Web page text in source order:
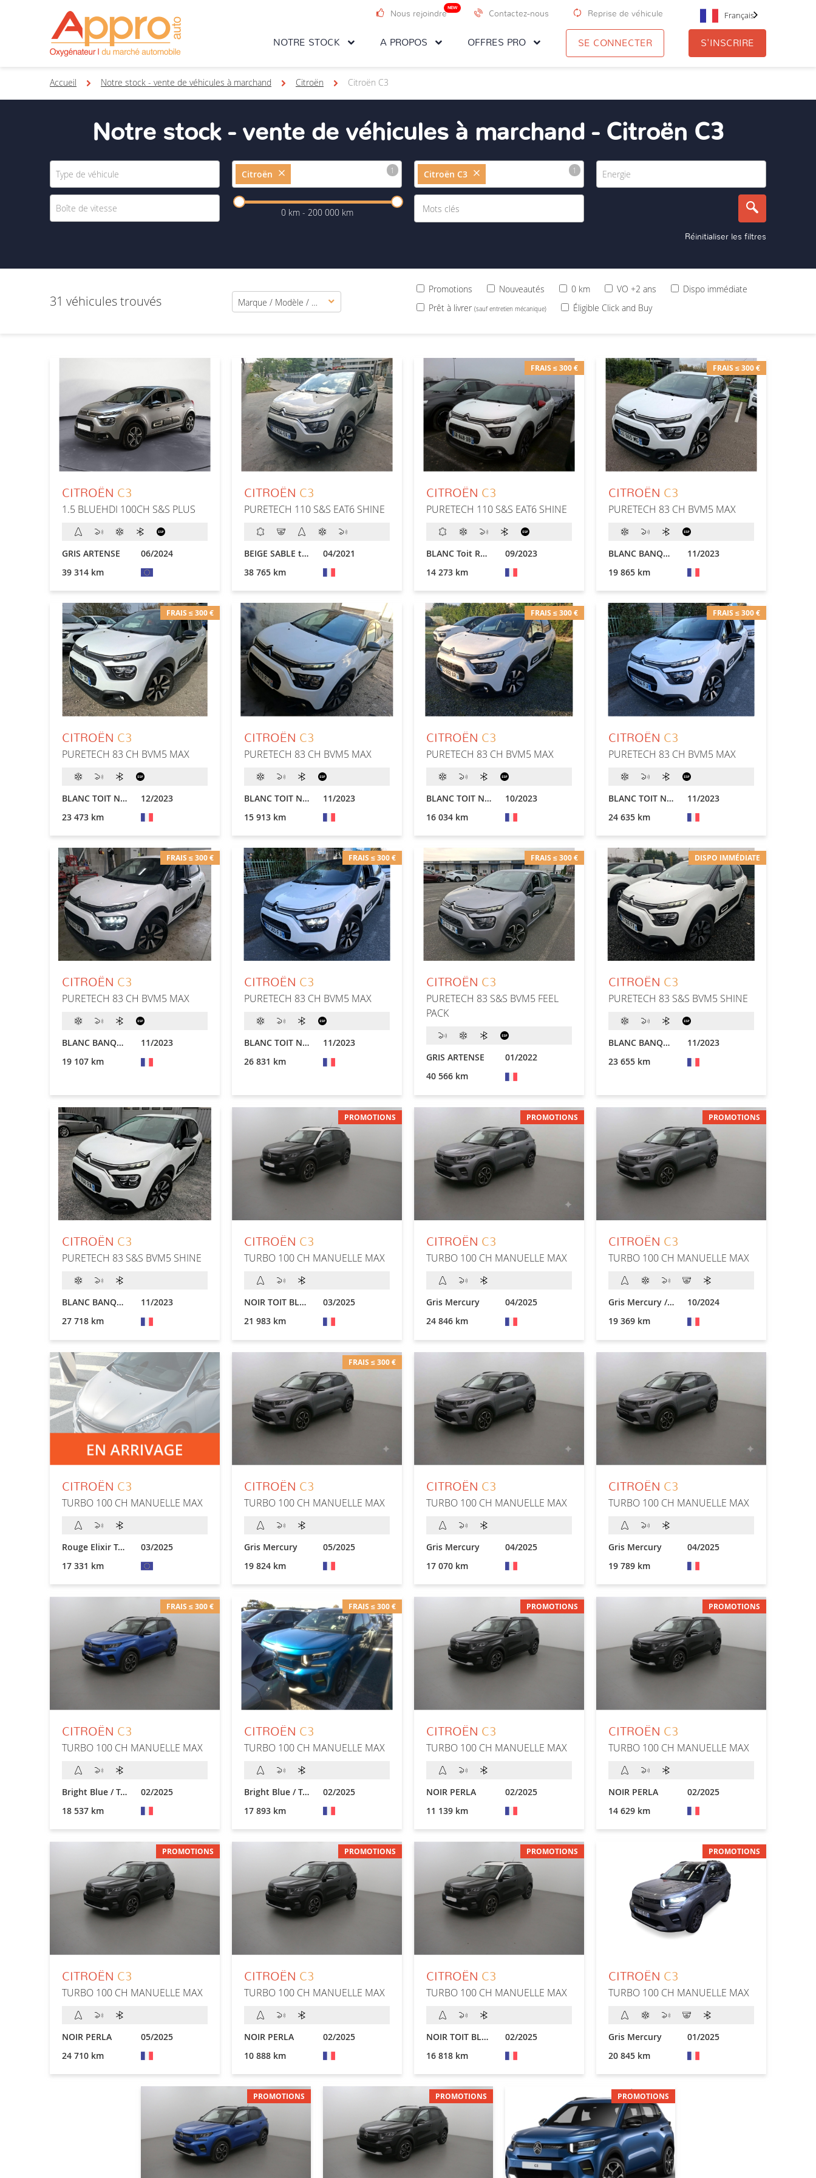
NOTRE STOCK A PROPOS OFFRES PRO
Nous rejoindre
NEW
Contactez-nous Reprise de véhicule Français
SE CONNECTER S'INSCRIRE
Accueil Notre stock - vente de véhicules à marchand Citroën Citroën C3
Notre stock - vente de véhicules à marchand - Citroën C3
Citroën Citroën C3
0 km - 200 000 km
Réinitialiser les filtres
31 véhicules trouvés Marque / Modèle / Version
Promotions Nouveautés 0 km VO +2 ans
Dispo immédiate
Prêt à livrer (sauf entretien mécanique) Éligible Click and Buy
CITROËN C3
1.5 BLUEHDI 100CH S&S PLUS
GRIS ARTENSE
06/2024
39 314 km
CITROËN C3
PURETECH 110 S&S EAT6 SHINE
BEIGE SABLE toit NOIR
04/2021
38 765 km
FRAIS ≤ 300 €
CITROËN C3
PURETECH 110 S&S EAT6 SHINE
BLANC Toit ROUGE
09/2023
14 273 km
FRAIS ≤ 300 €
CITROËN C3
PURETECH 83 CH BVM5 MAX
BLANC BANQUISE
11/2023
19 865 km
FRAIS ≤ 300 €
CITROËN C3
PURETECH 83 CH BVM5 MAX
BLANC TOIT NOIR
12/2023
23 473 km
CITROËN C3
PURETECH 83 CH BVM5 MAX
BLANC TOIT NOIR
11/2023
15 913 km
FRAIS ≤ 300 €
CITROËN C3
PURETECH 83 CH BVM5 MAX
BLANC TOIT NOIR
10/2023
16 034 km
FRAIS ≤ 300 €
CITROËN C3
PURETECH 83 CH BVM5 MAX
BLANC TOIT NOIR
11/2023
24 635 km
FRAIS ≤ 300 €
CITROËN C3
PURETECH 83 CH BVM5 MAX
BLANC BANQUISE
11/2023
19 107 km
FRAIS ≤ 300 €
CITROËN C3
PURETECH 83 CH BVM5 MAX
BLANC TOIT NOIR
11/2023
26 831 km
FRAIS ≤ 300 €
CITROËN C3
PURETECH 83 S&S BVM5 FEEL
PACK
GRIS ARTENSE
01/2022
40 566 km
DISPO IMMÉDIATE
CITROËN C3
PURETECH 83 S&S BVM5 SHINE
BLANC BANQUISE
11/2023
23 655 km
CITROËN C3
PURETECH 83 S&S BVM5 SHINE
BLANC BANQUISE
11/2023
27 718 km
PROMOTIONS
CITROËN C3
TURBO 100 CH MANUELLE MAX
NOIR TOIT BLANC
03/2025
21 983 km
PROMOTIONS
CITROËN C3
TURBO 100 CH MANUELLE MAX
Gris Mercury
04/2025
24 846 km
PROMOTIONS
CITROËN C3
TURBO 100 CH MANUELLE MAX
Gris Mercury / Toit Noir
10/2024
19 369 km
CITROËN C3
TURBO 100 CH MANUELLE MAX
Rouge Elixir Toit Noir
03/2025
17 331 km
FRAIS ≤ 300 €
CITROËN C3
TURBO 100 CH MANUELLE MAX
Gris Mercury
05/2025
19 824 km
CITROËN C3
TURBO 100 CH MANUELLE MAX
Gris Mercury
04/2025
17 070 km
CITROËN C3
TURBO 100 CH MANUELLE MAX
Gris Mercury
04/2025
19 789 km
FRAIS ≤ 300 €
CITROËN C3
TURBO 100 CH MANUELLE MAX
Bright Blue / Toit Noir
02/2025
18 537 km
FRAIS ≤ 300 €
CITROËN C3
TURBO 100 CH MANUELLE MAX
Bright Blue / Toit Noir
02/2025
17 893 km
PROMOTIONS
CITROËN C3
TURBO 100 CH MANUELLE MAX
NOIR PERLA
02/2025
11 139 km
PROMOTIONS
CITROËN C3
TURBO 100 CH MANUELLE MAX
NOIR PERLA
02/2025
14 629 km
PROMOTIONS
CITROËN C3
TURBO 100 CH MANUELLE MAX
NOIR PERLA
05/2025
24 710 km
PROMOTIONS
CITROËN C3
TURBO 100 CH MANUELLE MAX
NOIR PERLA
02/2025
10 888 km
PROMOTIONS
CITROËN C3
TURBO 100 CH MANUELLE MAX
NOIR TOIT BLANC
02/2025
16 818 km
PROMOTIONS
CITROËN C3
TURBO 100 CH MANUELLE MAX
Gris Mercury
01/2025
20 845 km
PROMOTIONS PROMOTIONS PROMOTIONS